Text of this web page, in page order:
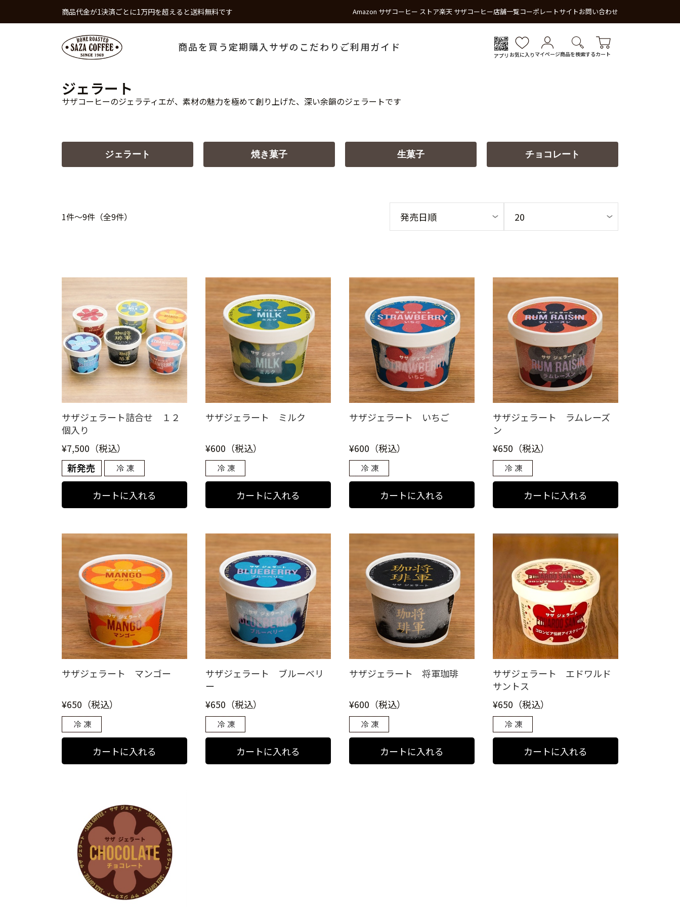
商品代金が1決済ごとに1万円を超えると送料無料です Amazon サザコーヒー ストア楽天 サザコーヒー店舗一覧コーポレートサイトお問い合わせ
商品を買う 定期購入 サザのこだわり ご利用ガイド
アプリ お気に入り マイページ商品を検索するカート
ジェラート
サザコーヒーのジェラティエが、素材の魅力を極めて創り上げた、深い余韻のジェラートです
ジェラート 焼き菓子 生菓子 チョコレート
1件～9件（全9件）
サザジェラート詰合せ １２
個入り
¥7,500（税込）
サザジェラート ミルク
¥600（税込）
サザジェラート いちご
¥600（税込）
サザジェラート ラムレーズ
ン
¥650（税込）
サザジェラート マンゴー
¥650（税込）
サザジェラート ブルーベリ
ー
¥650（税込）
サザジェラート 将軍珈琲
¥600（税込）
サザジェラート エドワルド
サントス
¥650（税込）